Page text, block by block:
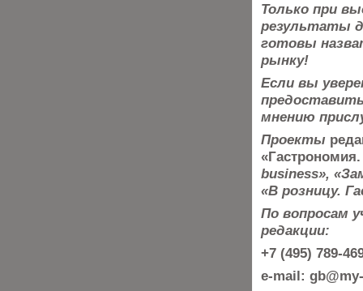
Только при
результаты
готовы
рынку!
Если вы
мнению
Проекты
business»,
«В розницу.
По вопросам
редакции:
+7 (495) 789-
e-mail: